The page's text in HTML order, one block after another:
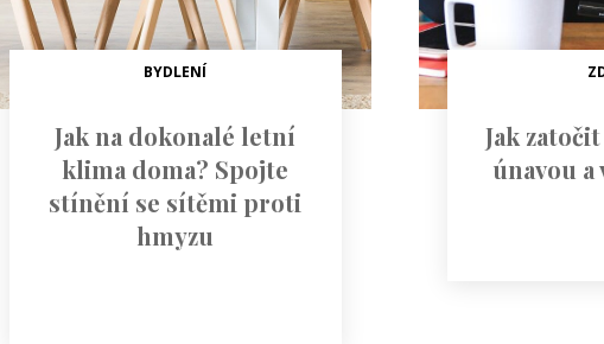
BYDLENÍ
Jak na dokonalé letní
klima doma? Spojte
stínění se sítěmi proti
hmyzu
Jak
únavou